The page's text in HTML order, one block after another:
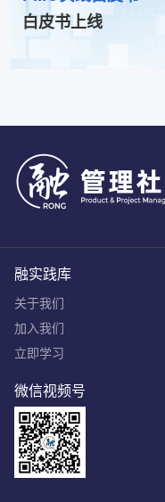
白皮书上线
融实践库
关于我们
加入我们
立即学习
微信视频号